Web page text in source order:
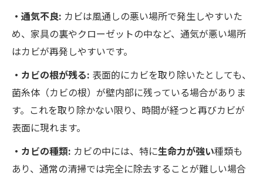
・通気不良: カビは風通しの悪い場所で発生しやすいた
め、家具の裏やクローゼットの中など、通気が悪い場所
はカビが再発しやすいです。
・カビの根が残る: 表面的にカビを取り除いたとしても、
菌糸体（カビの根）が壁内部に残っている場合がありま
す。これを取り除かない限り、時間が経つと再びカビが
表面に現れます。
・カビの種類: カビの中には、特に生命力が強い種類も
あり、通常の清掃では完全に除去することが難しい場合